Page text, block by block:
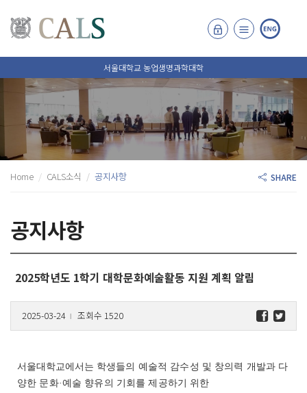
서울대학교 농업생명과학대학
Home CALS소식 공지사항 SHARE
공지사항
2025학년도 1학기 대학문화예술활동 지원 계획 알림
2025-03-24 l 조회수 1520
서울대학교에서는 학생들의 예술적 감수성 및 창의력 개발과 다
양한 문화·예술 향유의 기회를 제공하기
위한